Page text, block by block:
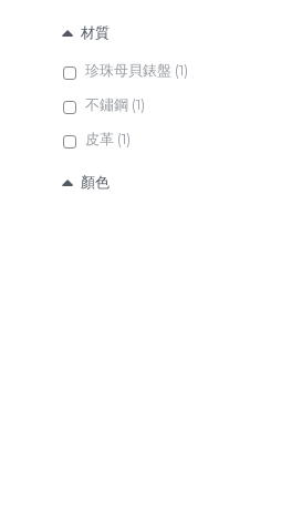
材質
珍珠母貝錶盤 (1)
不鏽鋼 (1)
皮革 (1)
顏色